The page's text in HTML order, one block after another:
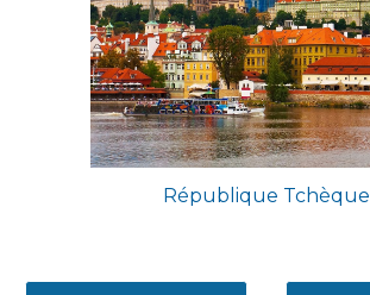
République Tchèque